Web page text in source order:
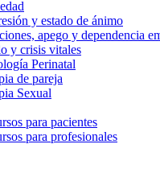
y estado de ánimo
apego y dependencia
y crisis vitales
Perinatal
de pareja
Sexual
para pacientes
para profesionales